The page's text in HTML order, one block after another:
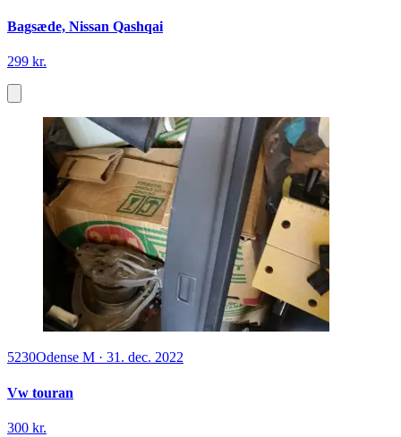
Bagsæde, Nissan Qashqai
299 kr.
5230Odense M · 31. dec. 2022
Vw touran
300 kr.